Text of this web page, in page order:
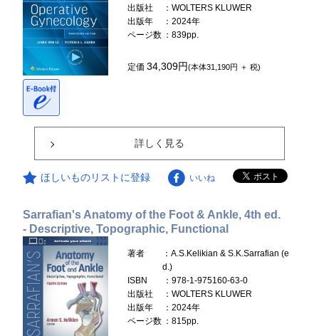
出版社
：WOLTERS KLUWER
出版年
：2024年
ページ数 ：839pp.
定価34,309円(本体31,190円 ＋ 税)
詳しく見る
ほしいものリストに登録 いいね
Sarrafian's Anatomy of the Foot & Ankle, 4th ed.
- Descriptive, Topographic, Functional
著者
：A.S.Kelikian & S.K.Sarrafian (e
d.)
ISBN
：978-1-975160-63-0
出版社
：WOLTERS KLUWER
出版年
：2024年
ページ数 ：815pp.